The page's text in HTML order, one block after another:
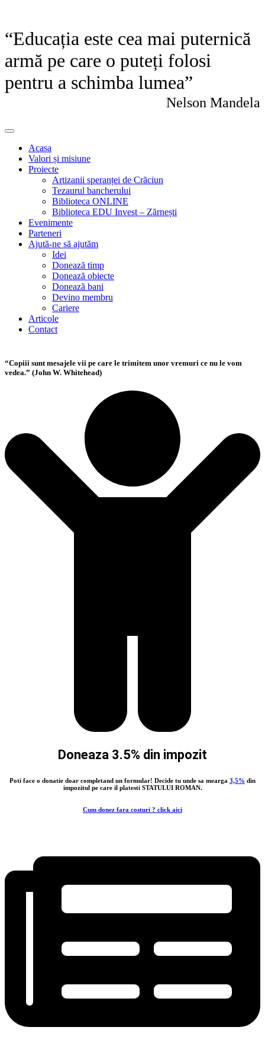
“Educația este cea mai puternică
armă pe care o puteți folosi
pentru a schimba lumea”
Nelson Mandela
Acasa
Valori și misiune
Proiecte
Artizanii speranței de Crăciun
Tezaurul bancherului
Biblioteca ONLINE
Biblioteca EDU Invest – Zărnești
Evenimente
Parteneri
Ajută-ne să ajutăm
Idei
Donează timp
Donează obiecte
Donează bani
Devino membru
Cariere
Articole
Contact
“Copiii sunt mesajele vii pe care le trimitem unor vremuri ce nu le vom
vedea.” (John W. Whitehead)
Doneaza 3.5% din impozit
Poti face o donatie doar completand un formular! Decide tu unde sa mearga 3,5% din
impozitul pe care il platesti STATULUI ROMAN.
Cum donez fara costuri ? click aici